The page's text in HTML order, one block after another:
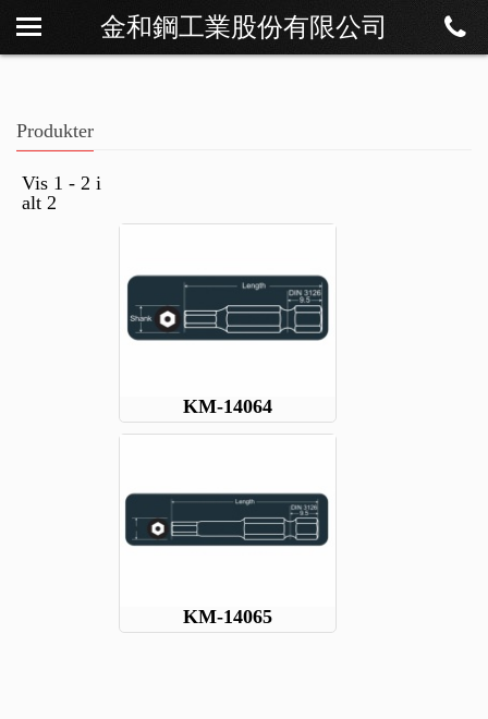
金和鋼工業股份有限公司
Om os
Kontakt
Produkter
Vis 1 - 2 i
alt 2
KM-14064
KM-14065